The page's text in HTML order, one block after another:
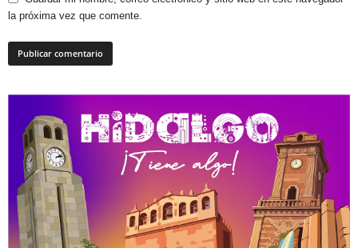
la próxima vez que comente.